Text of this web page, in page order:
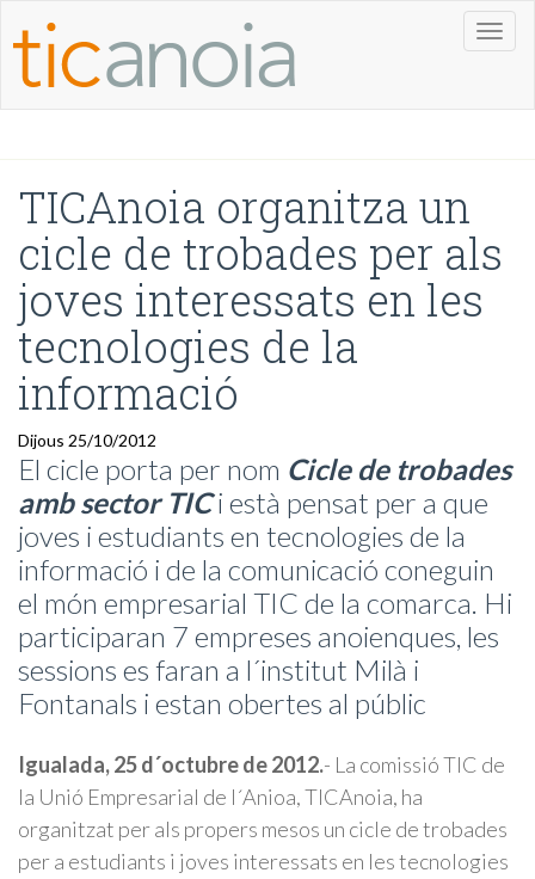
TICAnoia organitza un
cicle de trobades per als
joves interessats en les
tecnologies de la
informació
Dijous 25/10/2012
El cicle porta per nom Cicle de trobades
amb sector TICi està pensat per a que
joves i estudiants en tecnologies de la
informació i de la comunicació coneguin
el món empresarial TIC de la comarca. Hi
participaran 7 empreses anoienques, les
sessions es faran a l´institut Milà i
Fontanals i estan obertes al públic
Igualada, 25 d´octubre de 2012.- La comissió TIC de
la Unió Empresarial de l´Anioa, TICAnoia, ha
organitzat per als propers mesos un cicle de trobades
per a estudiants i joves interessats en les tecnologies